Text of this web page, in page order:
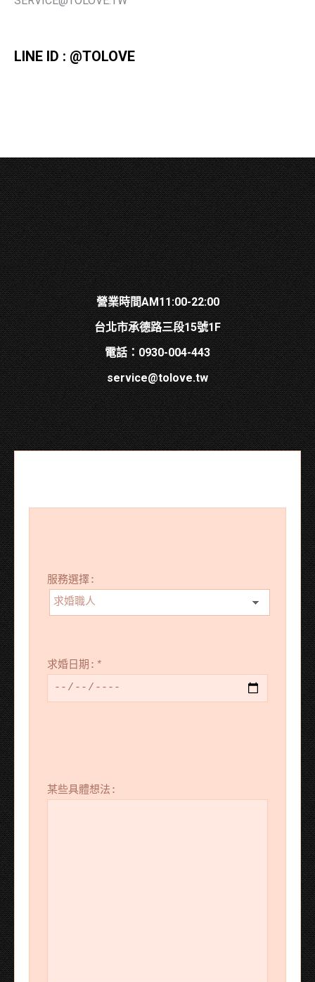
LINE ID : @TOLOVE
營業時間AM11:00-22:00
台北市承德路三段15號1F
電話：0930-004-443
service@tolove.tw
服務選擇:
求婚日期: *
某些具體想法: